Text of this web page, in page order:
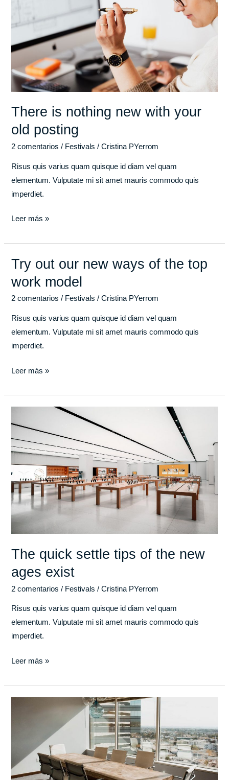
There is nothing new with your
old posting
2 comentarios / Festivals /Cristina PYerrom
Risus quis varius quam quisque id diam vel quam
elementum. Vulputate mi sit amet mauris commodo quis
imperdiet.
with
your
old
posting
Leer más »
Try out our new ways of the top
work model
2 comentarios / Festivals /Cristina PYerrom
Risus quis varius quam quisque id diam vel quam
elementum. Vulputate mi sit amet mauris commodo quis
imperdiet.
Try
our
new
ways
of
the
work
Leer más »
The quick settle tips of the new
ages exist
2 comentarios / Festivals /Cristina PYerrom
Risus quis varius quam quisque id diam vel quam
elementum. Vulputate mi sit amet mauris commodo quis
imperdiet.
quick
settle
tips
the
new
Leer más »
that
can